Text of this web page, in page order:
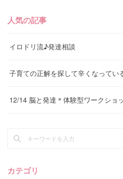
人気の記事
イロドリ流♪発達相談
子育ての正解を探して辛くなってい
12/14 脳と発達＊体験型ワークショ
カテゴリ